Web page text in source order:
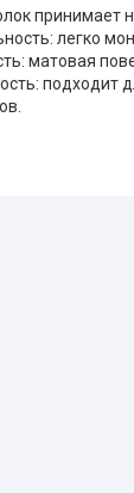
принимает
легко
матовая
подходит